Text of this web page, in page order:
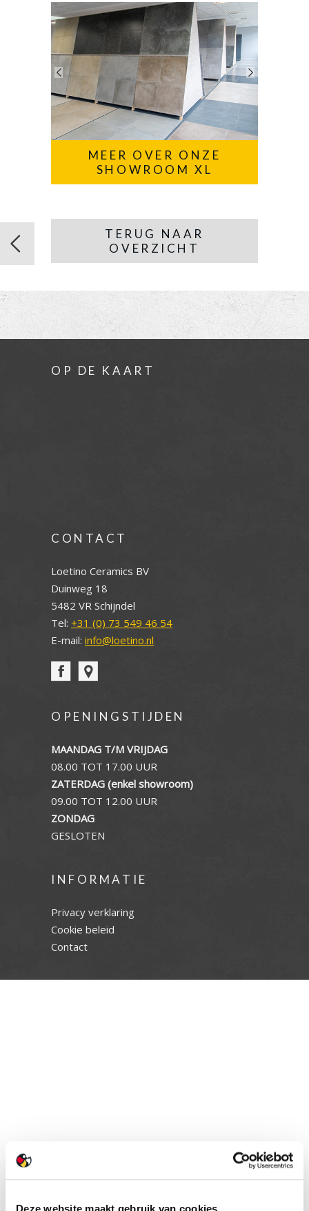
MEER OVER ONZE
SHOWROOM XL
TERUG NAAR
OVERZICHT
OP DE KAART
CONTACT
Loetino Ceramics BV
Duinweg 18
5482 VR Schijndel
Tel: +31 (0) 73 549 46 54
E-mail: info@loetino.nl
OPENINGSTIJDEN
MAANDAG T/M VRIJDAG
08.00 TOT 17.00 UUR
ZATERDAG (enkel showroom)
09.00 TOT 12.00 UUR
ZONDAG
GESLOTEN
INFORMATIE
Privacy verklaring
Cookie beleid
Contact